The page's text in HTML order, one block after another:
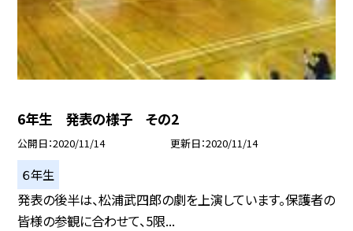
6年生 発表の様子 その2
公開日 2020/11/14 更新日 2020/11/14
６年生
発表の後半は、松浦武四郎の劇を上演しています。保護者の
皆様の参観に合わせて、5限...